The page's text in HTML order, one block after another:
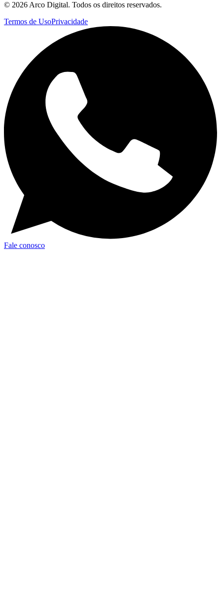
© 2026 Arco Digital. Todos os direitos reservados.
Termos de UsoPrivacidade
Fale conosco